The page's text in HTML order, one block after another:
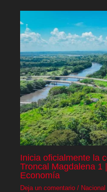
Inicia oficialmente la
Troncal Magdalena 1
Economía
Deja un comentario / Nacional